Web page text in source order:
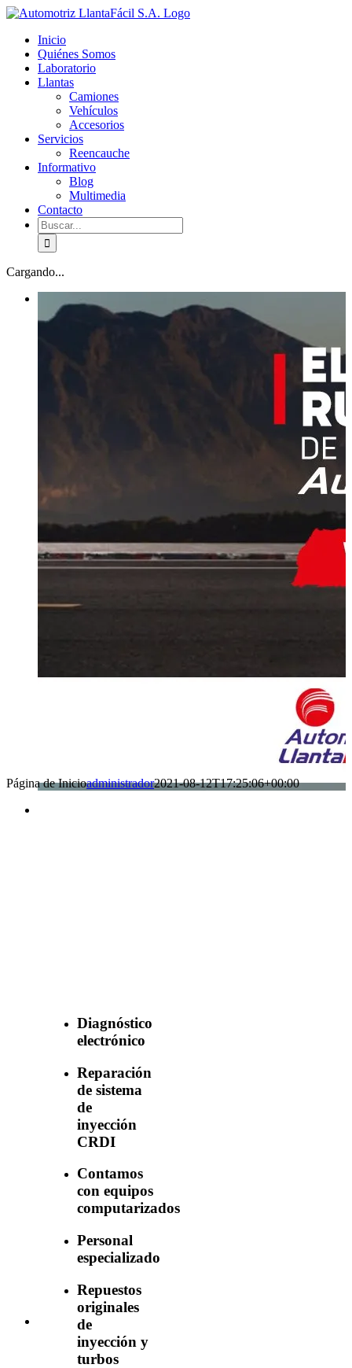
Skip
content
facebook
youtube
Inicio
Quiénes Somos
Laboratorio
Llantas
Camiones
Vehículos
Accesorios
Servicios
Reencauche
Informativo
Blog
Multimedia
Contacto
Buscar:
Cargando...
Página de Inicioadministrador2021-08-12T17:25:06+00:00
Diagnóstico
electrónico
Reparación
de sistema
de
inyección
CRDI
Contamos
con equipos
computarizados
Personal
especializado
Repuestos
originales
de
inyección y
turbos